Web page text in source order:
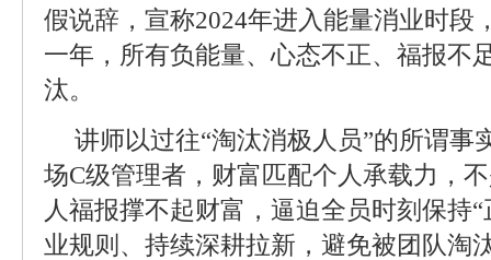
假说辞，宣称2024年进入能量消业时段
一年，所有负能量、心态不正、福报不
汰。
讲师以过往“淘汰消极人员”的所谓事
场C级管理者，财富匹配个人承载力，
人福报撑不起财富，逼迫全员时刻保持
业规则、持续深耕拉新，避免被团队淘